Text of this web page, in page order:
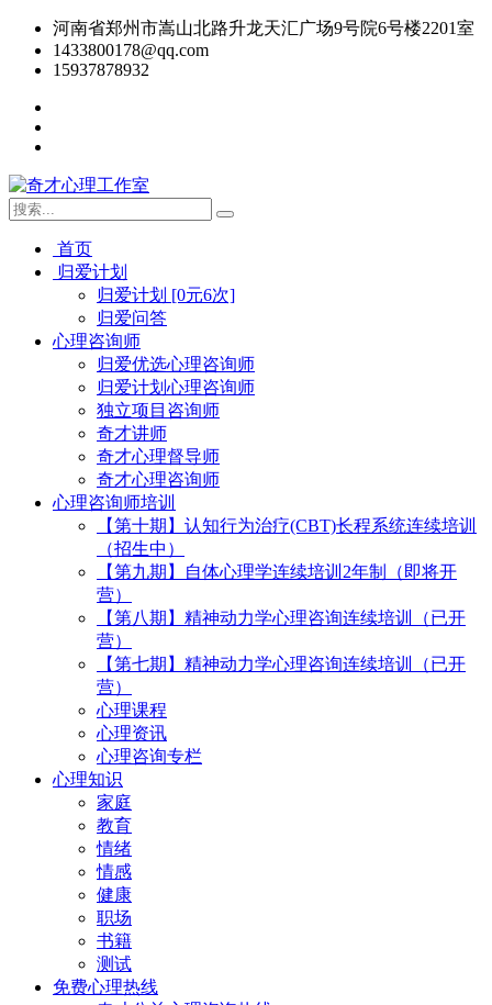
河南省郑州市嵩山北路升龙天汇广场9号院6号楼2201室
1433800178@qq.com
15937878932
首页
归爱计划
归爱计划 [0元6次]
归爱问答
心理咨询师
归爱优选心理咨询师
归爱计划心理咨询师
独立项目咨询师
奇才讲师
奇才心理督导师
奇才心理咨询师
心理咨询师培训
【第十期】认知行为治疗(CBT)长程系统连续培训
（招生中）
【第九期】自体心理学连续培训2年制（即将开
营）
【第八期】精神动力学心理咨询连续培训（已开
营）
【第七期】精神动力学心理咨询连续培训（已开
营）
心理课程
心理资讯
心理咨询专栏
心理知识
家庭
教育
情绪
情感
健康
职场
书籍
测试
免费心理热线